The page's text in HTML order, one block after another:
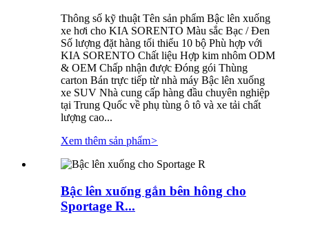
Thông số kỹ thuật Tên sản phẩm Bậc lên xuống
xe hơi cho KIA SORENTO Màu sắc Bạc / Đen
Số lượng đặt hàng tối thiểu 10 bộ Phù hợp với
KIA SORENTO Chất liệu Hợp kim nhôm ODM
& OEM Chấp nhận được Đóng gói Thùng
carton Bán trực tiếp từ nhà máy Bậc lên xuống
xe SUV Nhà cung cấp hàng đầu chuyên nghiệp
tại Trung Quốc về phụ tùng ô tô và xe tải chất
lượng cao...
Xem thêm sản phẩm>
Bậc lên xuống gắn bên hông cho
Sportage R...